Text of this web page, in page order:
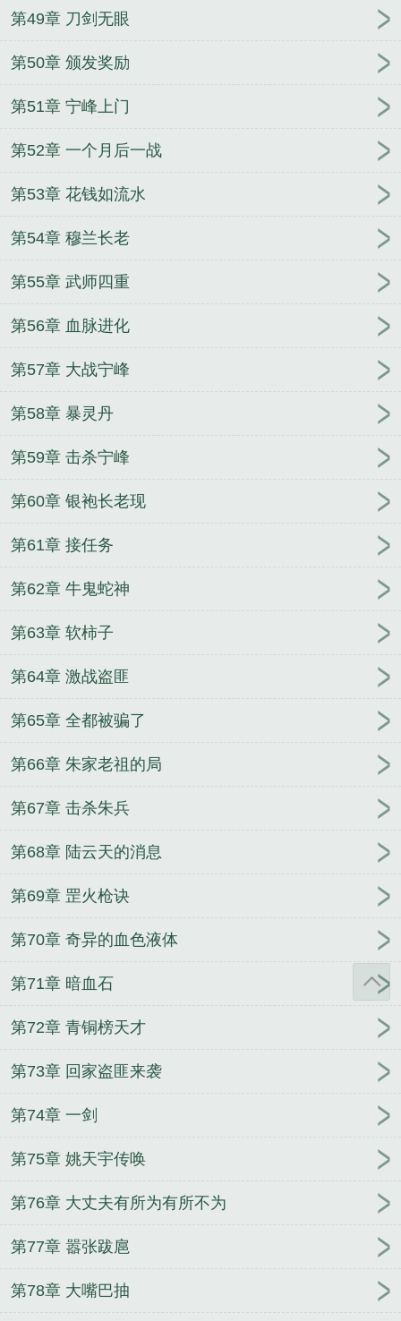
第49章 刀剑无眼
第50章 颁发奖励
第51章 宁峰上门
第52章 一个月后一战
第53章 花钱如流水
第54章 穆兰长老
第55章 武师四重
第56章 血脉进化
第57章 大战宁峰
第58章 暴灵丹
第59章 击杀宁峰
第60章 银袍长老现
第61章 接任务
第62章 牛鬼蛇神
第63章 软柿子
第64章 激战盗匪
第65章 全都被骗了
第66章 朱家老祖的局
第67章 击杀朱兵
第68章 陆云天的消息
第69章 罡火枪诀
第70章 奇异的血色液体
第71章 暗血石
第72章 青铜榜天才
第73章 回家盗匪来袭
第74章 一剑
第75章 姚天宇传唤
第76章 大丈夫有所为有所不为
第77章 嚣张跋扈
第78章 大嘴巴抽